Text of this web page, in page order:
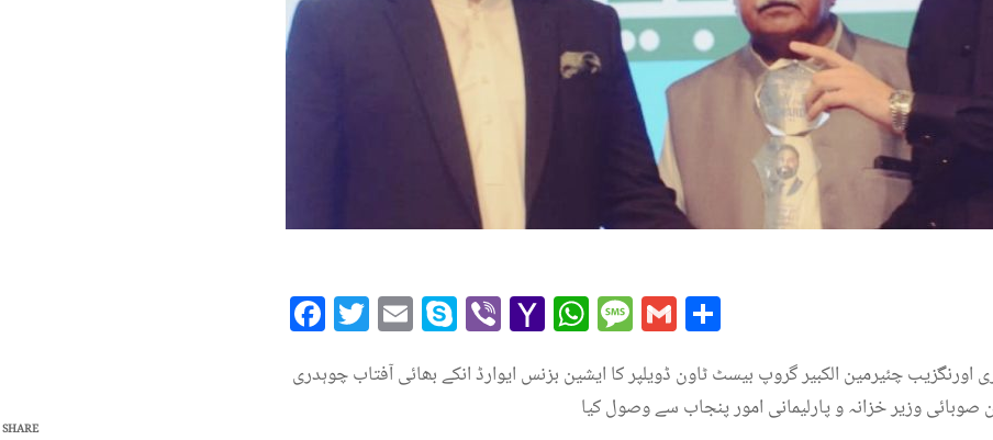
SHARE
Facebook
Twitter
EmailSkype
ViberYahoo
Mail
WhatsApp
Message
Gmail
چئیرمین الکبیر گروپ بیسٹ ٹاون ڈویلپر کا ایشین بزنس ایوارڈ انکے بھائی آفتاب چوہدری
وزیر خزانہ و پارلیمانی امور پنجاب سے وصول کیا